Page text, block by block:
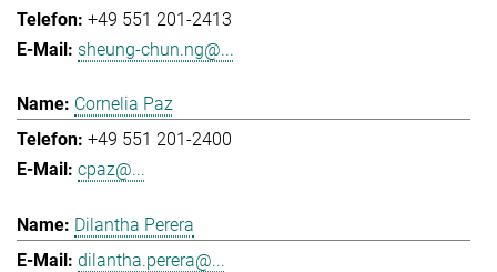
+49 551 201-2413
sheung-chun.ng@...
Cornelia Paz
+49 551 201-2400
cpaz@...
Dilantha Perera
dilantha.perera@...